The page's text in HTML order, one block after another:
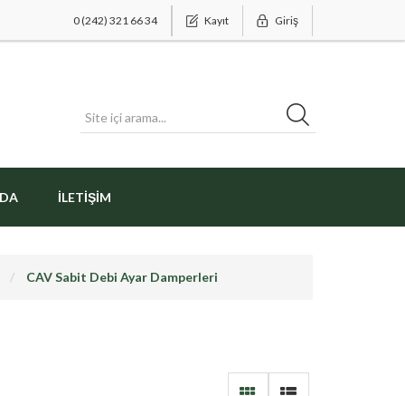
0 (242) 321 66 34 Kayıt Giriş
İLETIŞIM
CAV Sabit Debi Ayar Damperleri